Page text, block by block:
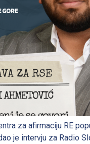
za afirmaciju RE
je intervju za Radio